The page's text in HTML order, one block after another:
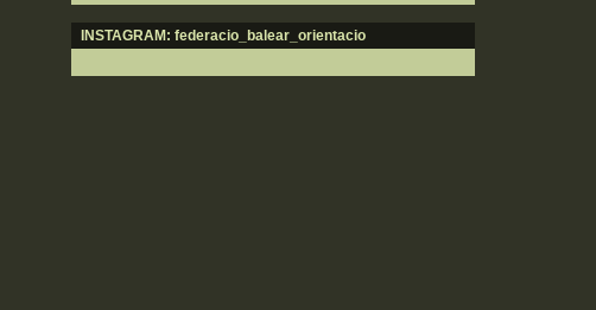
INSTAGRAM: federacio_balear_orientacio